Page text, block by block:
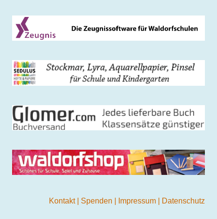
Kontakt Spenden Impressum Datenschutz